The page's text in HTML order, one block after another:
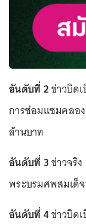
อันดับที่ 2ข่าวบิด
การซ่อมแซมคลอ
ล้านบาท
อันดับที่ 3ข่าวจริ
พระบรมศพสมเด็
อันดับที่ 4ข่าวบิด